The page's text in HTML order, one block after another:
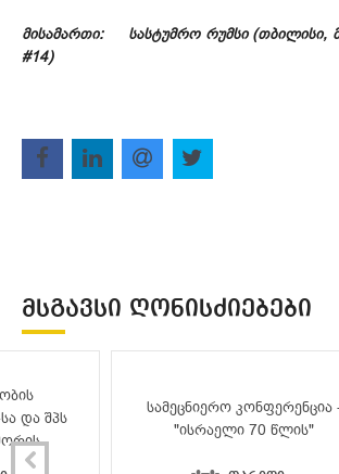
მისამართი:
სასტუმრო რუმსი (თბილისი,
#14)
ᲛᲡᲒᲐᲕᲡᲘ ᲦᲝᲜᲘᲡᲫᲘᲔᲑᲔᲑᲘ
და შპს
სამეცნიერო კონფერენცია
"ისრაელი 70 წლის"